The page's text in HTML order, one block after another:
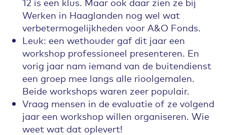
Werken in Haaglanden nog wel wat
verbetermogelijkheden voor A&O Fonds.
Leuk: een wethouder gaf dit jaar een
workshop professioneel presenteren. En
vorig jaar nam iemand van de buitendienst
een groep mee langs alle rioolgemalen.
Beide workshops waren zeer populair.
Vraag mensen in de evaluatie of ze volgend
jaar een workshop willen organiseren. Wie
weet wat dat oplevert!